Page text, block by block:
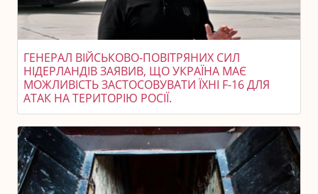
ГЕНЕРАЛ ВІЙСЬКОВО-ПОВІТРЯНИХ СИЛ
НІДЕРЛАНДІВ ЗАЯВИВ, ЩО УКРАЇНА МАЄ
МОЖЛИВІСТЬ ЗАСТОСОВУВАТИ ЇХНІ F-16 ДЛЯ
АТАК НА ТЕРИТОРІЮ РОСІЇ.